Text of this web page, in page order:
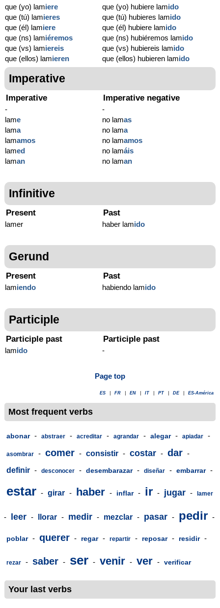
que (yo) lamiere
que (tú) lamieres
que (él) lamiere
que (ns) lamiéremos
que (vs) lamiereis
que (ellos) lamieren
que (yo) hubiere lamido
que (tú) hubieres lamido
que (él) hubiere lamido
que (ns) hubiéremos lamido
que (vs) hubiereis lamido
que (ellos) hubieren lamido
Imperative
Imperative
-
lame
lama
lamamos
lamed
laman
Imperative negative
-
no lamas
no lama
no lamamos
no lamáis
no laman
Infinitive
Present
lamer
Past
haber lamido
Gerund
Present
lamiendo
Past
habiendo lamido
Participle
Participle past
lamido
Participle past
-
Page top
ES FR EN IT PT DE ES-América
Most frequent verbs
abonar - abstraer - acreditar - agrandar - alegar - apiadar -
asombrar - comer - consistir - costar - dar -
definir - desconocer - desembarazar - diseñar - embarrar -
estar - girar - haber - inflar - ir - jugar - lamer
- leer - llorar - medir - mezclar - pasar - pedir -
poblar - querer - regar - repartir - reposar - residir -
rezar - saber - ser - venir - ver - verificar
Your last verbs